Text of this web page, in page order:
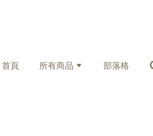
首頁 所有商品 部落格